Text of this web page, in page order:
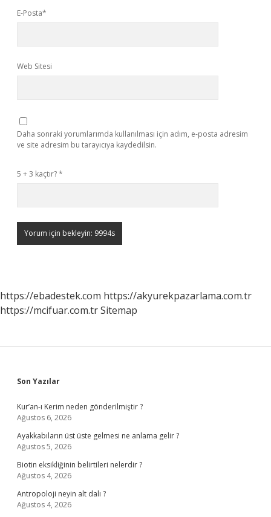
E-Posta*
Web Sitesi
Daha sonraki yorumlarımda kullanılması için adım, e-posta adresim
ve site adresim bu tarayıcıya kaydedilsin.
5 + 3 kaçtır?*
https://ebadestek.com https://akyurekpazarlama.com.tr
https://mcifuar.com.trSitemap
Sidebar
Son Yazılar
Kur’an-ı Kerim neden gönderilmiştir ?
Ağustos 6, 2026
Ayakkabıların üst üste gelmesi ne anlama gelir ?
Ağustos 5, 2026
Biotin eksikliğinin belirtileri nelerdir ?
Ağustos 4, 2026
Antropoloji neyin alt dalı ?
Ağustos 4, 2026